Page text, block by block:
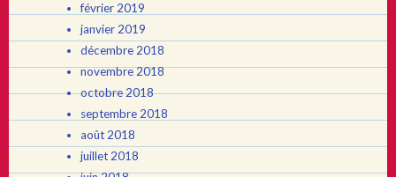
février 2019
janvier 2019
décembre 2018
novembre 2018
octobre 2018
septembre 2018
août 2018
juillet 2018